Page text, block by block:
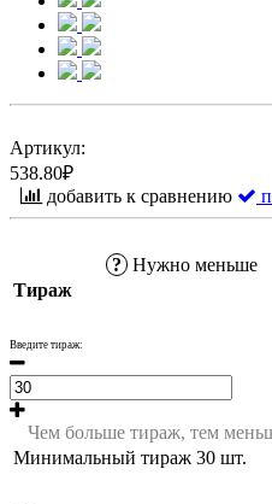
Артикул:
538.80₽
добавить к сравнению
Тираж
? Нужно меньше
Введите тираж:
Чем больше тираж, тем
Минимальный тираж 30 шт.